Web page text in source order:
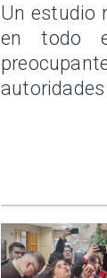
Un estudio
en todo